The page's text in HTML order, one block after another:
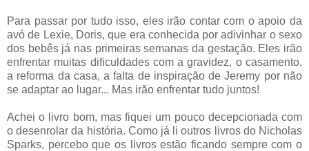
Para passar por tudo isso, eles irão contar com o apoio da
avó de Lexie, Doris, que era conhecida por adivinhar o sexo
dos bebês já nas primeiras semanas da gestação. Eles irão
enfrentar muitas dificuldades com a gravidez, o casamento,
a reforma da casa, a falta de inspiração de Jeremy por não
se adaptar ao lugar... Mas irão enfrentar tudo juntos!
Achei o livro bom, mas fiquei um pouco decepcionada com
o desenrolar da história. Como já li outros livros do Nicholas
Sparks, percebo que os livros estão ficando sempre com o